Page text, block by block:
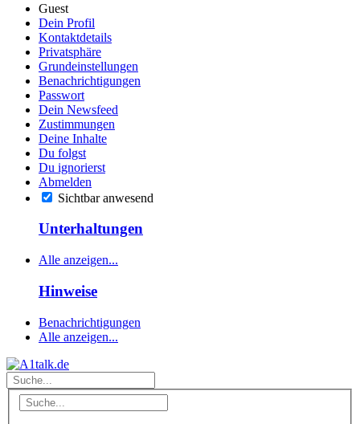
Guest
Dein Profil
Kontaktdetails
Privatsphäre
Grundeinstellungen
Benachrichtigungen
Passwort
Dein Newsfeed
Zustimmungen
Deine Inhalte
Du folgst
Du ignorierst
Abmelden
Sichtbar anwesend
Unterhaltungen
Alle anzeigen...
Hinweise
Benachrichtigungen
Alle anzeigen...